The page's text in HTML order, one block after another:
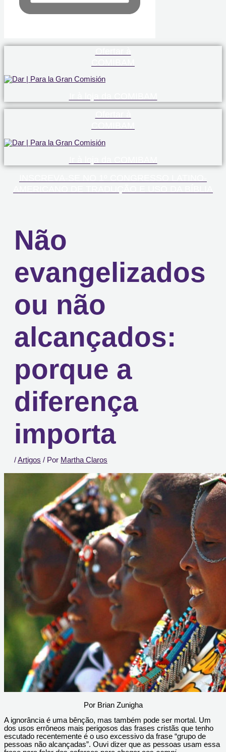
Não
evangelizados
ou não
alcançados:
porque a
diferença
importa
/Artigos / Por Martha Claros
Por Brian Zunigha
A ignorância é uma bênção, mas também pode ser mortal. Um
dos usos errôneos mais perigosos das frases cristãs que tenho
escutado recentemente é o uso excessivo da frase “grupo de
pessoas não alcançadas”. Ouvi dizer que as pessoas usam essa